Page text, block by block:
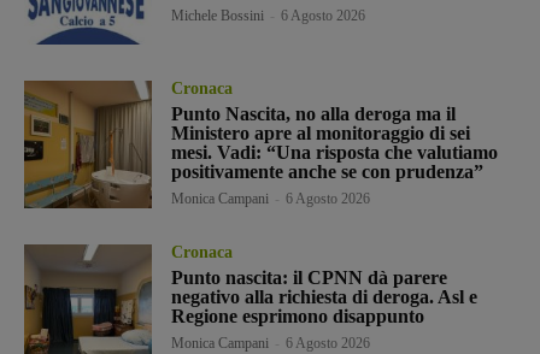
Michele Bossini 6 Agosto 2026
Cronaca
Punto Nascita, no alla deroga ma il
Ministero apre al monitoraggio di sei
mesi. Vadi: “Una risposta che valutiamo
positivamente anche se con prudenza”
Monica Campani 6 Agosto 2026
Cronaca
Punto nascita: il CPNN dà parere
negativo alla richiesta di deroga. Asl e
Regione esprimono disappunto
Monica Campani 6 Agosto 2026